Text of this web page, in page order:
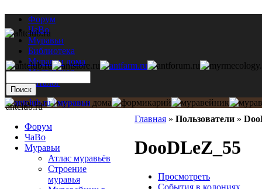
Форум
ЧаВо
Муравьи
Библиотека
Муравьи дома
Мастерская
Каталог
Главная » Пользователи »
DooDLeZ_55
Просмотреть
События в колониях
antclub.ru
Форум
ЧаВо
Муравьи
Атлас муравьёв
Строение
муравья